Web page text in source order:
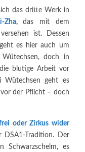
das dritte Werk in
Zha,das mit dem
ist. Dessen
es hier auch um
Wütechsen, doch in
blutige Arbeit vor
Wütechsen geht es
vor der Pflicht – doch
oder Zirkus wider
DSA1-Tradition. Der
Schwarzschelm, es